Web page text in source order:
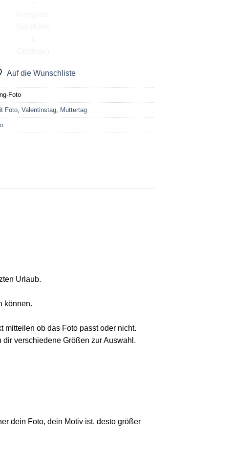
Auf die Wunschliste
Foto
Foto, Valentinstag, Muttertag
Urlaub.
können.
mitteilen ob das Foto passt oder nicht.
verschiedene Größen zur Auswahl.
dein Foto, dein Motiv ist, desto größer